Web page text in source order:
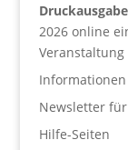
2026 online
Newsletter
Hilfe-Seiten